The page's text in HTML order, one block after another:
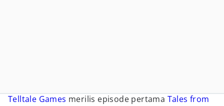
Telltale Games merilis episode pertama Tales from